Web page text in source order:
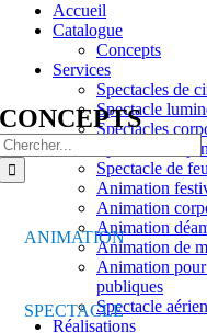
Accueil
Catalogue
Concepts
Services
Spectacles de
Spectacle
Spectacles
Spectacle de
Spectacle de feu
Animation
Animation
Animation
Animation de
Animation
publiques
Spectacle aérien
Réalisations
CONCEPTS
ANIMATION
SPECTACLE